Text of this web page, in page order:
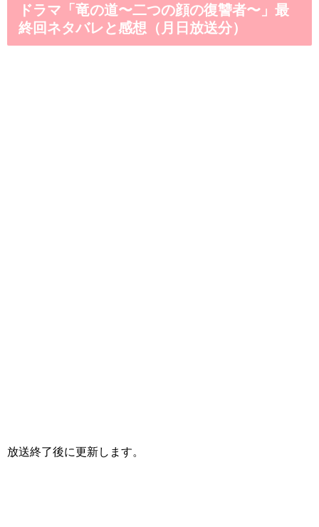
ドラマ「竜の道〜二つの顔の復讐者〜」最
終回ネタバレと感想（月日放送分）
放送終了後に更新します。